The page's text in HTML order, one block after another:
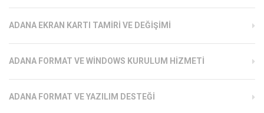
ADANA EKRAN KARTI TAMIRI VE DEĞIŞIMI
ADANA FORMAT VE WINDOWS KURULUM HIZMETI
ADANA FORMAT VE YAZILIM DESTEĞI